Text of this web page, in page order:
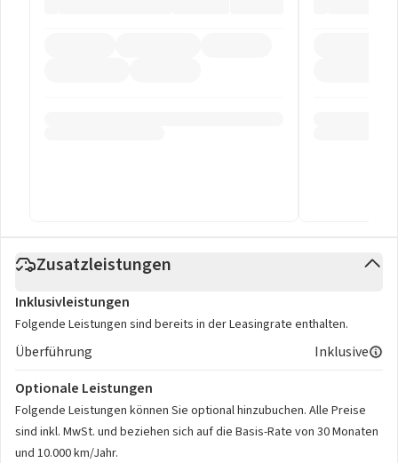
Zusatzleistungen
Inklusivleistungen
Folgende Leistungen sind bereits in der Leasingrate enthalten.
Überführung
Inklusive
Optionale Leistungen
Folgende Leistungen können Sie optional hinzubuchen. Alle Preise
sind inkl. MwSt. und beziehen sich auf die Basis-Rate von 30 Monaten
und 10.000 km/Jahr.